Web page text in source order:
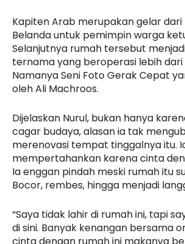
Kapiten Arab merupakan gelar
Belanda untuk pemimpin warga
Selanjutnya rumah tersebut
ternama yang beroperasi lebih dari
Namanya Seni Foto Gerak Cepat
oleh Ali Machroos.
Dijelaskan Nurul, bukan hanya
cagar budaya, alasan ia tak
merenovasi tempat tinggalnya itu.
mempertahankan karena cinta
Ia enggan pindah meski rumah itu
Bocor, rembes, hingga menjadi
“Saya tidak lahir di rumah ini, tapi
di sini. Banyak kenangan bersama
cinta dengan rumah ini makanya